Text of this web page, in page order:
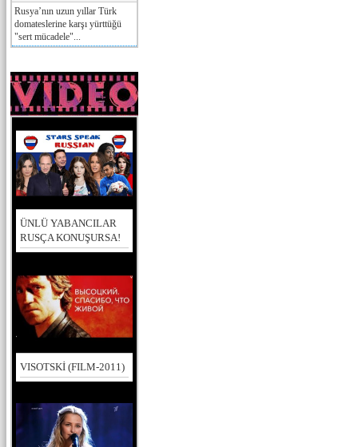
Rusya’nın uzun yıllar Türk
domateslerine karşı yürttüğü
"sert mücadele"...
ÜNLÜ YABANCILAR
RUSÇA KONUŞURSA!
VISOTSKİ (FILM-2011)